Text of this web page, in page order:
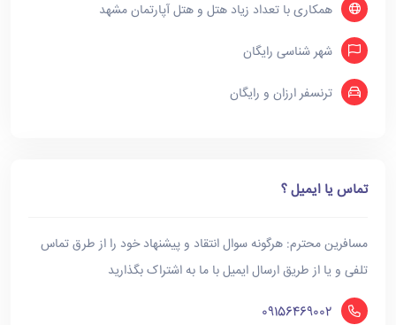
همکاری با تعداد زیاد هتل و هتل آپارتمان مشهد
شهر شناسی رایگان
ترنسفر ارزان و رایگان
تماس یا ایمیل ؟
مسافرین محترم: هرگونه سوال انتقاد و پیشنهاد خود را از طرق تماس
تلفی و یا از طریق ارسال ایمیل با ما به اشتراک بگذارید
09156469002